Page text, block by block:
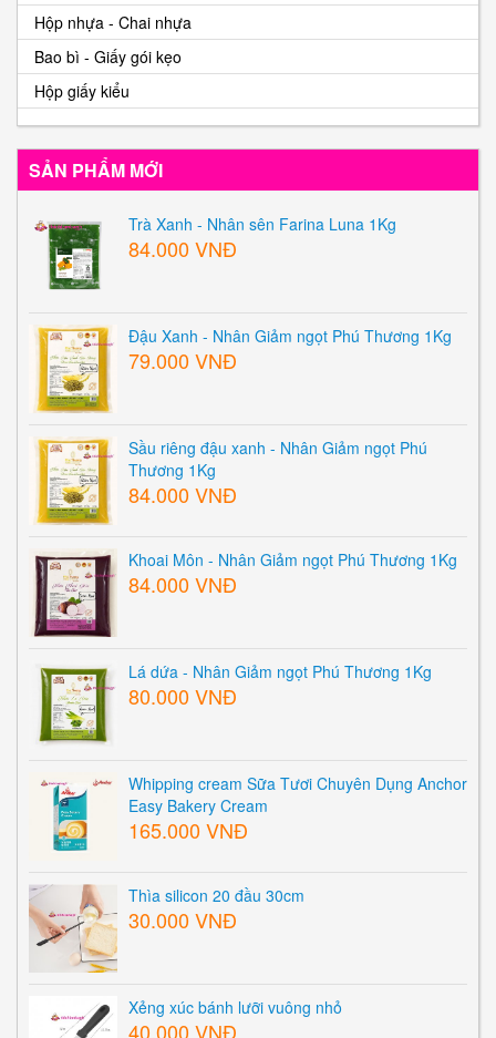
Hộp nhựa - Chai nhựa
Bao bì - Giấy gói kẹo
Hộp giấy kiểu
SẢN PHẨM MỚI
Trà Xanh - Nhân sên Farina Luna 1Kg
84.000 VNĐ
Đậu Xanh - Nhân Giảm ngọt Phú Thương 1Kg
79.000 VNĐ
Sầu riêng đậu xanh - Nhân Giảm ngọt Phú
Thương 1Kg
84.000 VNĐ
Khoai Môn - Nhân Giảm ngọt Phú Thương 1Kg
84.000 VNĐ
Lá dứa - Nhân Giảm ngọt Phú Thương 1Kg
80.000 VNĐ
Whipping cream Sữa Tươi Chuyên Dụng Anchor
Easy Bakery Cream
165.000 VNĐ
Thìa silicon 20 đầu 30cm
30.000 VNĐ
Xẻng xúc bánh lưỡi vuông nhỏ
40.000 VNĐ